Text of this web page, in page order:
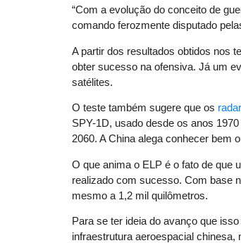
“Com a evolução do conceito de
comando ferozmente disputado
A partir dos resultados obtidos nos
obter sucesso na ofensiva. Já um
satélites.
O teste também sugere que os
SPY-1D, usado desde os anos
2060. A China alega conhecer bem
O que anima o ELP é o fato de que
realizado com sucesso. Com base
mesmo a 1,2 mil quilômetros.
Para se ter ideia do avanço que
infraestrutura aeroespacial